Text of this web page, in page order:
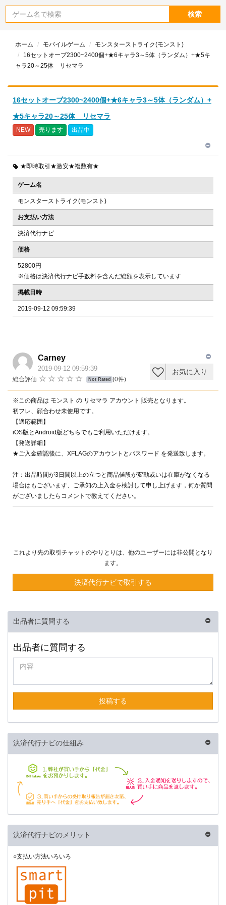
検索
ホーム モバイルゲーム
モンスターストライク(モンスト)
16セットオーブ2300~2400個+★6キャラ3～5体（ランダム）+★5キ
ャラ20～25体 リセマラ
16セットオーブ2300~2400個+★6キャラ3～5体（ランダム）+
★5キャラ20～25体 リセマラ
NEW 売ります 出品中
★即時取引★激安★複数有★
ゲーム名
モンスターストライク(モンスト)
お支払い方法
決済代行ナビ
価格
52800円
※価格は決済代行ナビ手数料を含んだ総額を表示しています
掲載日時
2019-09-12 09:59:39
Carney
2019-09-12 09:59:39
総合評価 Not Rated (0件)
お気に入り
※この商品は モンスト の リセマラ アカウント 販売となります。
初フレ、顔合わせ未使用です。
【適応範囲】
iOS版とAndroid版どちらでもご利用いただけます。
【発送詳細】
★ご入金確認後に、XFLAGのアカウントとパスワード を発送致します。
注：出品時間が3日間以上の立つと商品値段が変動或いは在庫がなくなる
場合はもございます、ご承知の上入金を検討して申し上げます，何か質問
がございましたらコメントで教えてください。
これより先の取引チャットのやりとりは、他のユーザーには非公開となり
ます。
決済代行ナビで取引する
出品者に質問する
出品者に質問する
投稿する
決済代行ナビの仕組み
決済代行ナビのメリット
○支払い方法いろいろ